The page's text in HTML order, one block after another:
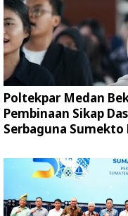
Poltekpar Medan
Pembinaan Sikap
Serbaguna Sumekto